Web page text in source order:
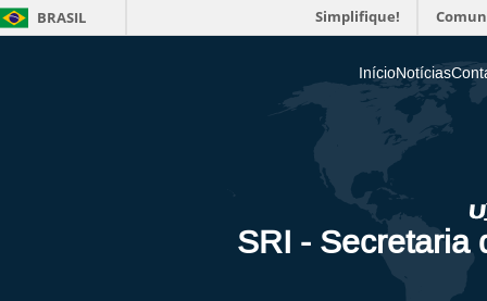
BRASIL Simplifique!
InícioNotícias
SRI - Secretaria